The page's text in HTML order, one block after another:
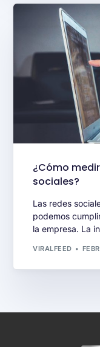
¿Cómo
sociales?
Las redes
podemos
la empresa. La
VIRALFEED